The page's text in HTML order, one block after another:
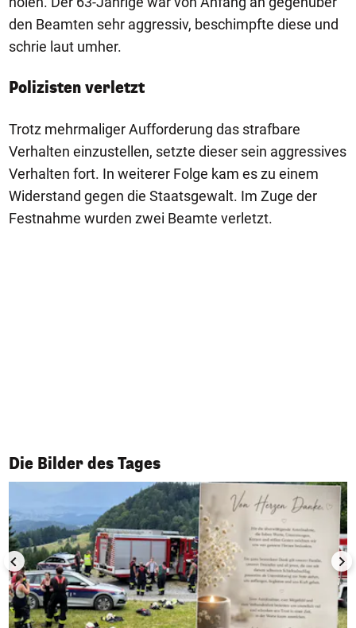
den Beamten sehr aggressiv, beschimpfte diese und
schrie laut umher.
Polizisten verletzt
Trotz mehrmaliger Aufforderung das strafbare
Verhalten einzustellen, setzte dieser sein aggressives
Verhalten fort. In weiterer Folge kam es zu einem
Widerstand gegen die Staatsgewalt. Im Zuge der
Festnahme wurden zwei Beamte verletzt.
Die Bilder des Tages
1/50